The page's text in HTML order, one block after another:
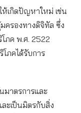
ห้เกิดปัญหาใหม่ เช่น
ครองทางดิจิทัล ซึ่ง
ภค พ.ศ. 2522
ภคได้รับการ
มาตรการและ
ะเป็นมิตรกับสิ่ง